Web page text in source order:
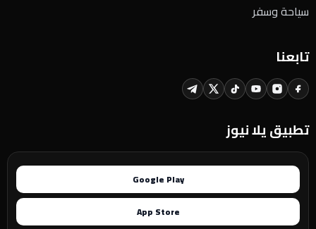
سياحة وسفر
تابعنا
تطبيق يلا نيوز
Google Play
App Store